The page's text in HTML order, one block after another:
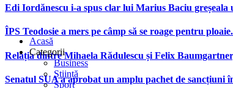
Edi Iordănescu i-a spus clar lui Marius Baciu
ÎPS Teodosie a mers pe câmp să se roage pentru
Relația dintre Mihaela Rădulescu și Felix
Senatul SUA a aprobat un amplu pachet de
Acasă
Categorii
Business
Știință
Sport